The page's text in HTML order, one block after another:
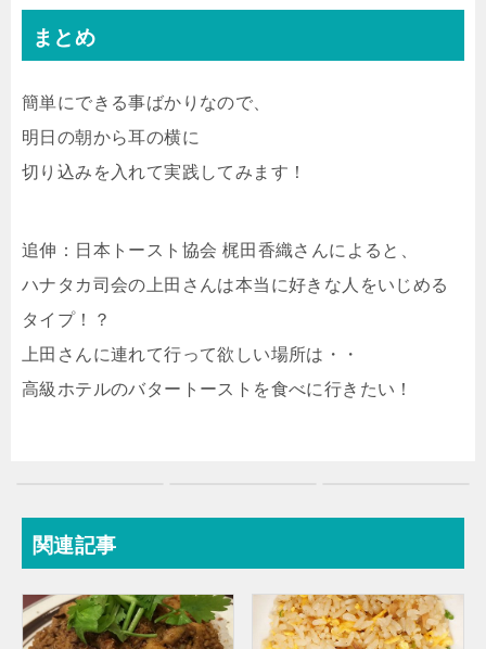
まとめ
簡単にできる事ばかりなので、
明日の朝から耳の横に
切り込みを入れて実践してみます！
追伸：日本トースト協会 梶田香織さんによると、
ハナタカ司会の上田さんは本当に好きな人をいじめる
タイプ！？
上田さんに連れて行って欲しい場所は・・
高級ホテルのバタートーストを食べに行きたい！
関連記事